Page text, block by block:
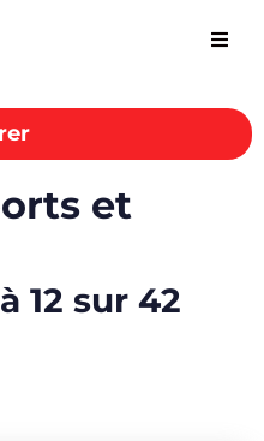
et
12 sur 42